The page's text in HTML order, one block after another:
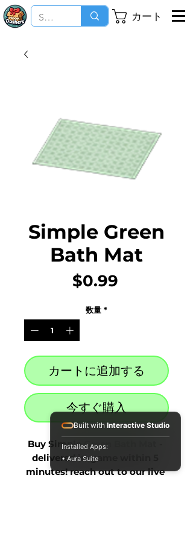
カート
Simple Green
Bath Mat
$0.99価
数量 *
カートに追加する
今すぐ購入
Buy Simple Green Bath Mat -
delivered in-game within 5
minutes! reach out to our live
Built with Interactive Studio
Installed Apps:
• Aura Suite